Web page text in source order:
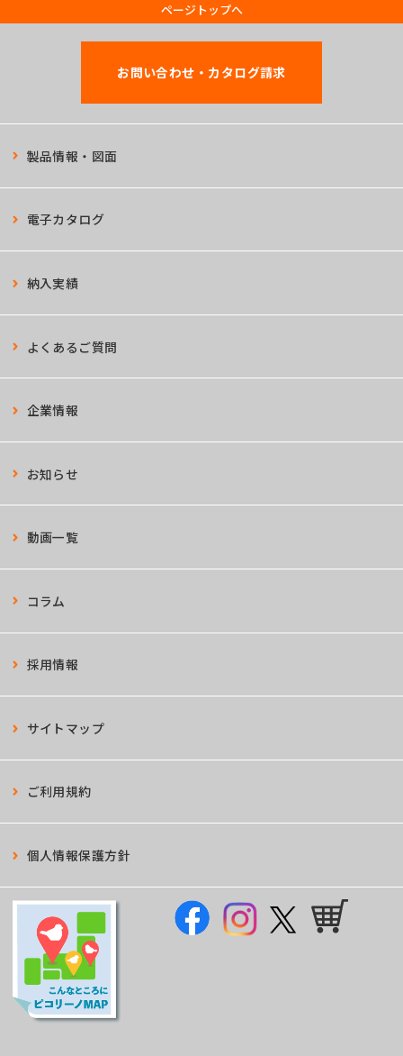
ページトップへ
製品情報・図面
電子カタログ
納入実績
よくあるご質問
お問い合わせ・カタログ請求
企業情報
お知らせ
動画一覧
コラム
採用情報
サイトマップ
ご利用規約
個人情報保護方針